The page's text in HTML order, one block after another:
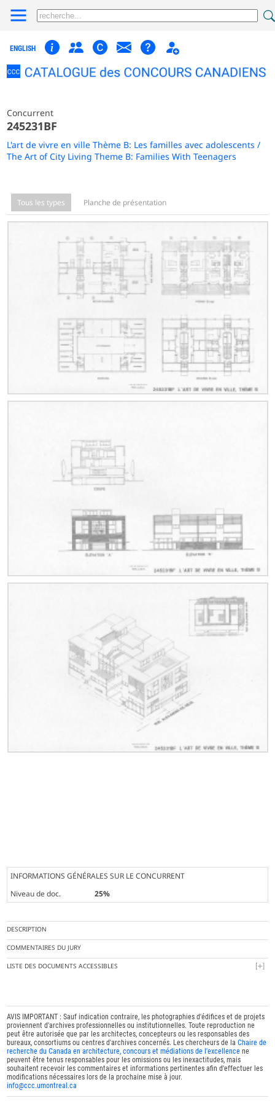
ENGLISH
Concurrent
245231BF
L'art de vivre en ville Thème B: Les familles avec adolescents /
The Art of City Living Theme B: Families With Teenagers
Tous les types Planche de présentation
INFORMATIONS GÉNÉRALES SUR LE CONCURRENT
Niveau de doc.
25%
DESCRIPTION
COMMENTAIRES DU JURY
LISTE DES DOCUMENTS ACCESSIBLES
AVIS IMPORTANT : Sauf indication contraire, les photographies d'édifices et de projets
proviennent d'archives professionnelles ou institutionnelles. Toute reproduction ne
peut être autorisée que par les architectes, concepteurs ou les responsables des
bureaux, consortiums ou centres d'archives concernés. Les chercheurs de laChaire de
recherche du Canada en architecture, concours et médiations de l'excellence ne
peuvent être tenus responsables pour les omissions ou les inexactitudes, mais
souhaitent recevoir les commentaires et informations pertinentes afin d'effectuer les
modifications nécessaires lors de la prochaine mise à jour.
info@ccc.umontreal.ca